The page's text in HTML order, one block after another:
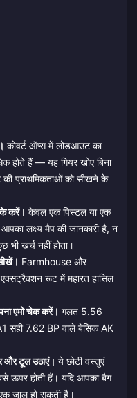
कोवर्ट ऑप्स में लोडआउट का
होते हैं — यह गियर खोए बिना
प्राथमिकताओं को सीखने के
के करें। केवल एक पिस्टल या एक
लक्ष्य मैप की जानकारी है, न
भी खर्च नहीं होता।
Farmhouse और
रूट में महारत हासिल
एमो चेक करें। गलत 5.56
सही 7.62 BP वाले बेसिक AK
और टूल उठाएं। ये छोटी वस्तुएं
ऊपर होती हैं। यदि आपका बैग
जाल हो सकती है।